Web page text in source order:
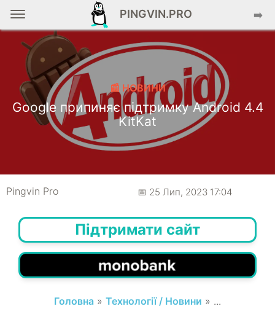
PINGVIN.PRO ➡️
📰 НОВИНИ
Google припиняє підтримку Android 4.4
KitKat
Pingvin Pro 📅 25 Лип, 2023 17:04
Підтримати сайт
Головна » Технології / Новини » ...